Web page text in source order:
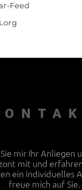
Feed
mir Ihr Anliegen
mit und
ein individuelles
freue mich auf Sie.